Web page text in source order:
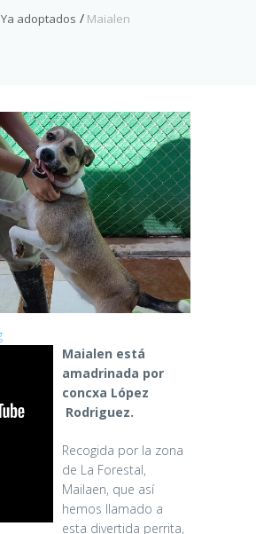
Ya adoptados Maialen
Maialen está
amadrinada por
concxa López
Rodriguez.
Recogida por la zona
de La Forestal,
Mailaen, que así
hemos llamado a
esta divertida perrita,